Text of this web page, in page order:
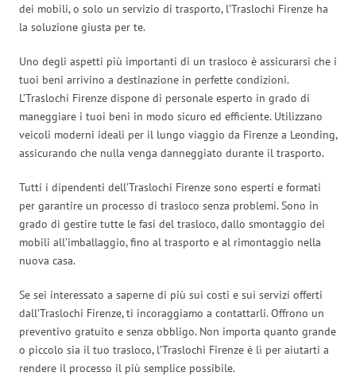
dei mobili, o solo un servizio di trasporto, l’Traslochi Firenze ha
la soluzione giusta per te.
Uno degli aspetti più importanti di un trasloco è assicurarsi che i
tuoi beni arrivino a destinazione in perfette condizioni.
L’Traslochi Firenze dispone di personale esperto in grado di
maneggiare i tuoi beni in modo sicuro ed efficiente. Utilizzano
veicoli moderni ideali per il lungo viaggio da Firenze a Leonding,
assicurando che nulla venga danneggiato durante il trasporto.
Tutti i dipendenti dell’Traslochi Firenze sono esperti e formati
per garantire un processo di trasloco senza problemi. Sono in
grado di gestire tutte le fasi del trasloco, dallo smontaggio dei
mobili all’imballaggio, fino al trasporto e al rimontaggio nella
nuova casa.
Se sei interessato a saperne di più sui costi e sui servizi offerti
dall’Traslochi Firenze, ti incoraggiamo a contattarli. Offrono un
preventivo gratuito e senza obbligo. Non importa quanto grande
o piccolo sia il tuo trasloco, l’Traslochi Firenze è lì per aiutarti a
rendere il processo il più semplice possibile.